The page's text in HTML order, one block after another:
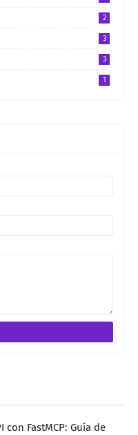
2
3
3
1
con FastMCP: Guía de